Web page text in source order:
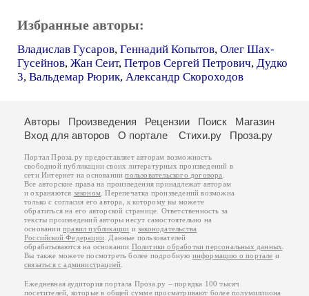
Избранные авторы:
Владислав Гусаров, Геннадий Копытов, Олег Шах-
Гусейнов, Жан Сеит, Петров Сергей Петрович, Дудко
3, Вальдемар Рюрик, Александр Скороходов
Авторы Произведения Рецензии Поиск
Магазин
Вход для авторов
О портале Стихи.ру Проза.ру
Портал Проза.ру предоставляет авторам возможность
свободной публикации своих литературных произведений в
сети Интернет на основаниипользовательского договора
Все авторские права на произведения принадлежат авторам
и охраняются законом . Перепечатка произведений возможна
только с согласия его автора, к которому вы можете
обратиться на его авторской странице. Ответственность за
тексты произведений авторы несут самостоятельно на
основанииправил публикации изаконодательства
Российской Федерации . Данные пользователей
обрабатываются на основании Политики обработки персональных данных
Вы также можете посмотреть более подробную информацию о портале и
связаться с администрацией
Ежедневная аудитория портала Проза.ру – порядка 100 тысяч
посетителей, которые в общей сумме просматривают более полумиллиона